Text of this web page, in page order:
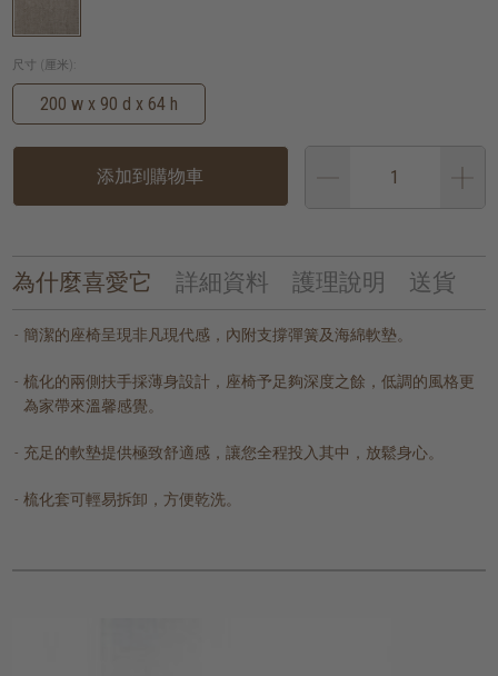
尺寸 (厘米):
200 w x 90 d x 64 h
添加到購物車
為什麼喜愛它 詳細資料 護理說明 送貨
簡潔的座椅呈現非凡現代感，內附支撐彈簧及海綿軟墊。
梳化的兩側扶手採薄身設計，座椅予足夠深度之餘，低調的風格更
為家帶來溫馨感覺。
充足的軟墊提供極致舒適感，讓您全程投入其中，放鬆身心。
梳化套可輕易拆卸，方便乾洗。